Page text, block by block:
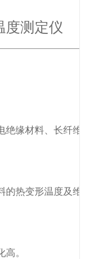
度测定仪
绝缘材料、长纤维
的热变形温度及维
高。